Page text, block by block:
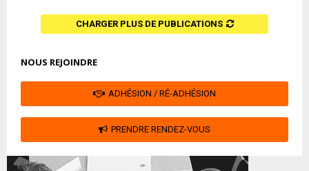
CHARGER PLUS DE PUBLICATIONS
NOUS REJOINDRE
ADHÉSION / RÉ-ADHÉSION
PRENDRE RENDEZ-VOUS